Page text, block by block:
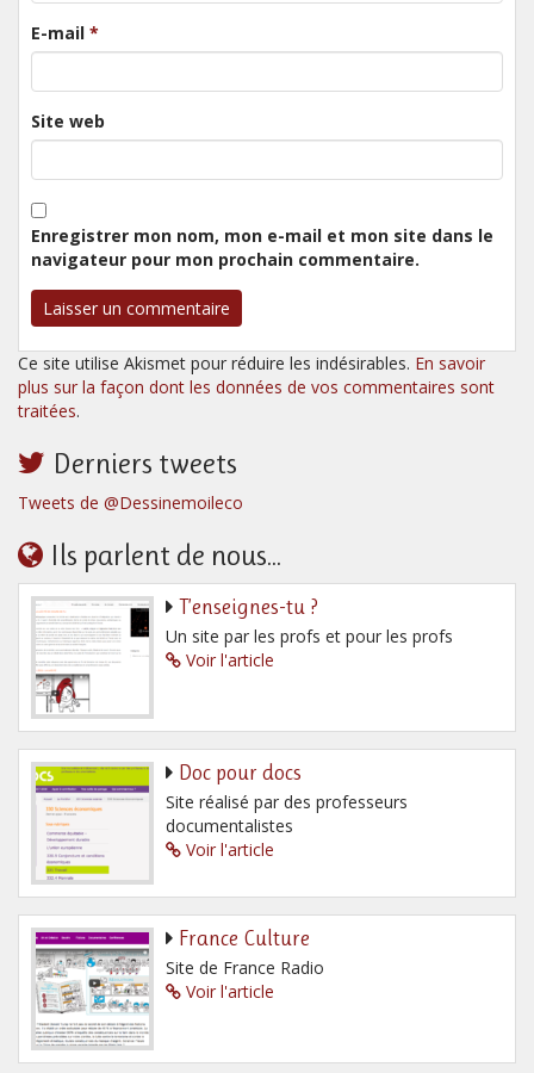
E-mail *
Site web
Enregistrer mon nom, mon e-mail et mon site dans le
navigateur pour mon prochain commentaire.
Ce site utilise Akismet pour réduire les indésirables. En savoir
plus sur la façon dont les données de vos commentaires sont
traitées.
Derniers tweets
Tweets de @Dessinemoileco
Ils parlent de nous...
T’enseignes-tu ?
Un site par les profs et pour les profs
Voir l'article
Doc pour docs
Site réalisé par des professeurs
documentalistes
Voir l'article
France Culture
Site de France Radio
Voir l'article